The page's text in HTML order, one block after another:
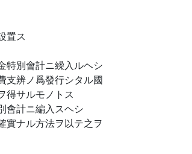
置ス
特別會計ニ繰入ルヘシ
支辨ノ爲發行シタル國
得サルモノトス
會計ニ編入スヘシ
實ナル方法ヲ以テ之ヲ